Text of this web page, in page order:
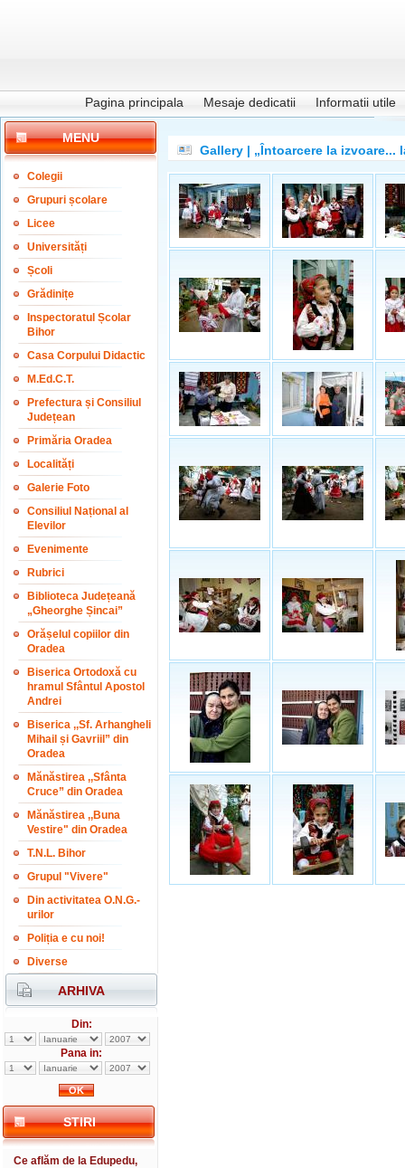
Pagina principala Mesaje dedicatii Informatii utile
MENU
Colegii
Grupuri școlare
Licee
Universități
Școli
Grădinițe
Inspectoratul Școlar
Bihor
Casa Corpului Didactic
M.Ed.C.T.
Prefectura și Consiliul
Județean
Primăria Oradea
Localități
Galerie Foto
Consiliul Național al
Elevilor
Evenimente
Rubrici
Biblioteca Județeană
„Gheorghe Șincai”
Orășelul copiilor din
Oradea
Biserica Ortodoxă cu
hramul Sfântul Apostol
Andrei
Biserica ,,Sf. Arhangheli
Mihail și Gavriil” din
Oradea
Mănăstirea ,,Sfânta
Cruce” din Oradea
Mănăstirea ,,Buna
Vestire" din Oradea
T.N.L. Bihor
Grupul "Vivere"
Din activitatea O.N.G.-
urilor
Poliția e cu noi!
Diverse
ARHIVA
Din:
Pana in:
STIRI
Ce aflăm de la Edupedu,
Gallery | „Întoarcere la izvoare...